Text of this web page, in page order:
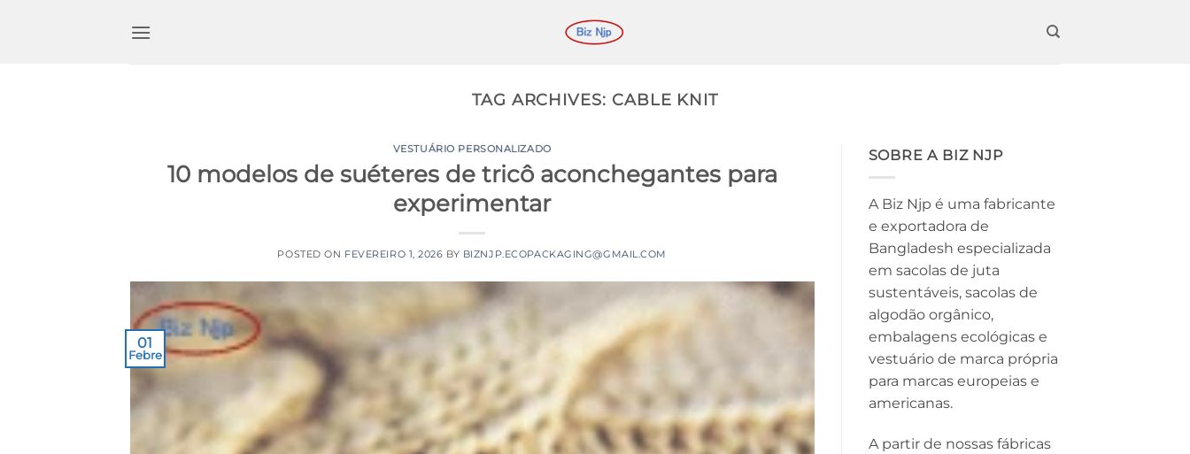
TAG ARCHIVES: CABLE KNIT
VESTUÁRIO PERSONALIZADO
10 modelos de suéteres de tricô aconchegantes para
experimentar
POSTED ON FEVEREIRO 1, 2026 BY BIZNJP.ECOPACKAGING@GMAIL.COM
01
Febre
SOBRE A BIZ NJP
A Biz Njp é uma fabricante
e exportadora de
Bangladesh especializada
em sacolas de juta
sustentáveis, sacolas de
algodão orgânico,
embalagens ecológicas e
vestuário de marca própria
para marcas europeias e
americanas.
A partir de nossas fábricas